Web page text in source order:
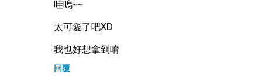
哇嗚~~
太可愛了吧XD
我也好想拿到唷
回覆